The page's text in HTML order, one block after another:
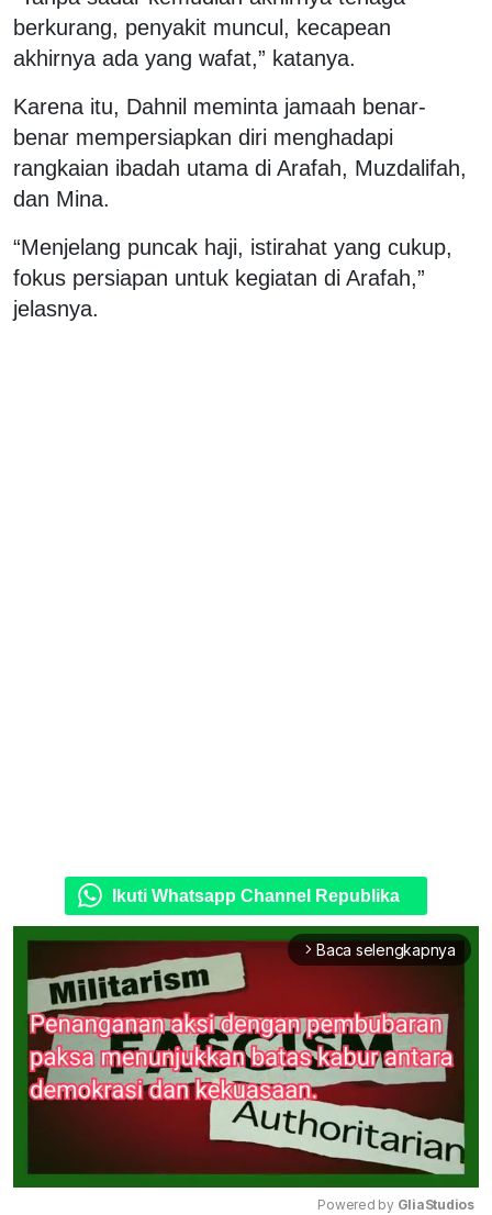
berkurang, penyakit muncul, kecapean
akhirnya ada yang wafat,” katanya.
Karena itu, Dahnil meminta jamaah benar-
benar mempersiapkan diri menghadapi
rangkaian ibadah utama di Arafah, Muzdalifah,
dan Mina.
“Menjelang puncak haji, istirahat yang cukup,
fokus persiapan untuk kegiatan di Arafah,”
jelasnya.
Ikuti Whatsapp Channel Republika
arrow_forward_ios Baca selengkapnya
Powered by GliaStudios